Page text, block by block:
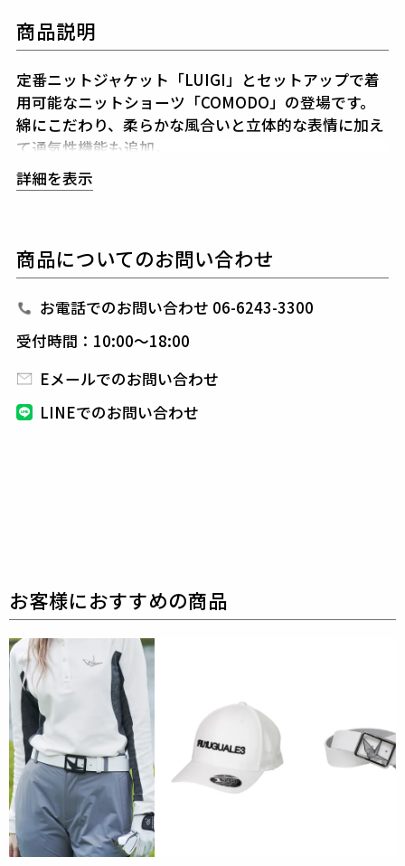
商品説明
定番ニットジャケット「LUIGI」とセットアップで着
用可能なニットショーツ「COMODO」の登場です。
綿にこだわり、柔らかな風合いと立体的な表情に加え
て通気性機能も追加。
この技法は立体感を表現する為の片畦編み。
通気性の為にメッシュ編み。
絶妙な光沢と美しい編み目が高級感を演出します。
ウエストはゴム＋ドローコード付きのイージーショー
ツ仕様です。
COMPACT TWIST【12GG ORIGINAL STRIPE】
コットン100%
コンパクトスピンで精紡された強撚タイプの綿糸とな
コットンの原料には豪州産の長綿が使われています。
高い水準で効率化しており、
ティ活動と環境管理プログラムは国際的にも評価され
ています。
詳細を表示
商品についてのお問い合わせ
お電話でのお問い合わせ 06-6243-3300
受付時間：10:00～18:00
Eメールでのお問い合わせ
LINEでのお問い合わせ